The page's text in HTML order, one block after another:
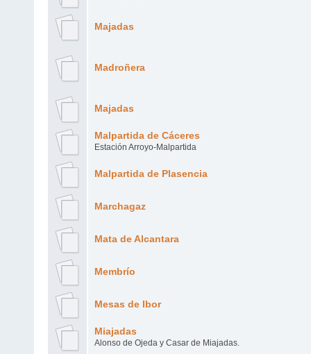
Majadas
Madroñera
Majadas
Malpartida de Cáceres
Estación Arroyo-Malpartida
Malpartida de Plasencia
Marchagaz
Mata de Alcantara
Membrío
Mesas de Ibor
Miajadas
Alonso de Ojeda y Casar de Miajadas.